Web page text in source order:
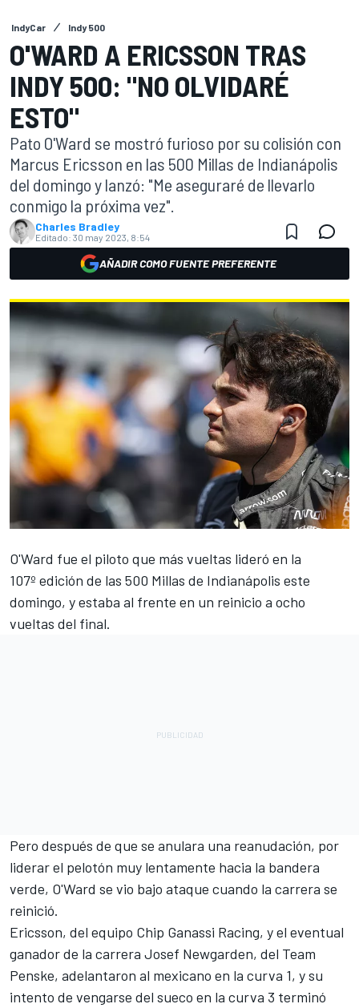
IndyCar Indy 500
O'WARD A ERICSSON TRAS
INDY 500: "NO OLVIDARÉ
ESTO"
Pato O'Ward se mostró furioso por su colisión con
Marcus Ericsson en las 500 Millas de Indianápolis
del domingo y lanzó: "Me aseguraré de llevarlo
conmigo la próxima vez".
Charles Bradley
Editado: 30 may 2023, 8:54
AÑADIR COMO FUENTE PREFERENTE
O'Ward fue el piloto que más vueltas lideró en la
107º edición de las 500 Millas de Indianápolis este
domingo, y estaba al frente en un reinicio a ocho
vueltas del final.
Pero después de que se anulara una reanudación, por
liderar el pelotón muy lentamente hacia la bandera
verde, O'Ward se vio bajo ataque cuando la carrera se
reinició.
Ericsson, del equipo Chip Ganassi Racing, y el eventual
ganador de la carrera Josef Newgarden, del Team
Penske, adelantaron al mexicano en la curva 1, y su
intento de vengarse del sueco en la curva 3 terminó